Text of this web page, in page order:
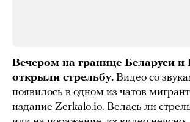
Вечером на границе Беларуси
открыли стрельбу. Видео со
появилось в одном из чатов
издание Zerkalo.io. Велась ли